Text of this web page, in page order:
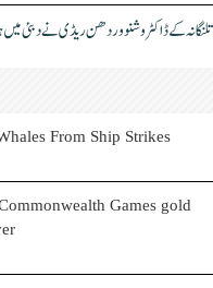
تلنگانہ کے ڈاکٹر وشنو وردھن ریڈی نے دبئی
From Ship Strikes
Games gold